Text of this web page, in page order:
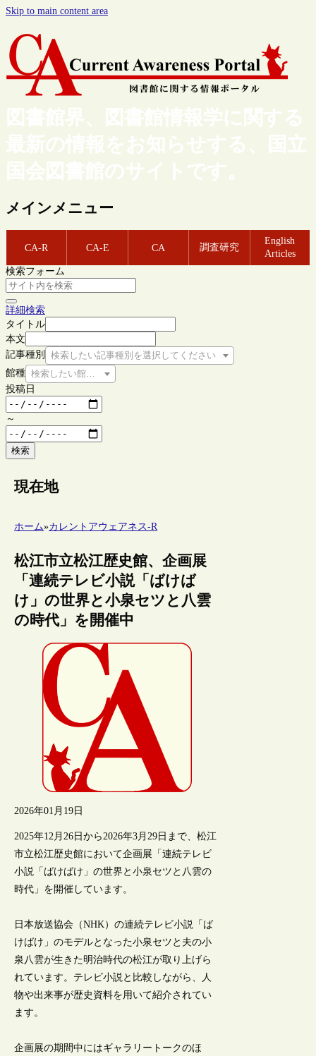
Skip to main content area
図書館界、図書館情報学に関する
最新の情報をお知らせする、国立
国会図書館のサイトです。
メインメニュー
CA-R CA-E CA 調査研究
English
Articles
検索フォーム
詳細検索
タイトル
本文
記事種別
検索したい記事種別を選択してください
館種 検索したい館種を選択してください
投稿日
～
検索
現在地
ホーム»カレントアウェアネス-R
松江市立松江歴史館、企画展
「連続テレビ小説「ばけば
け」の世界と小泉セツと八雲
の時代」を開催中
2026年01月19日
2025年12月26日から2026年3月29日まで、松江
市立松江歴史館において企画展「連続テレビ
小説「ばけばけ」の世界と小泉セツと八雲の
時代」を開催しています。
日本放送協会（NHK）の連続テレビ小説「ば
けばけ」のモデルとなった小泉セツと夫の小
泉八雲が生きた明治時代の松江が取り上げら
れています。テレビ小説と比較しながら、人
物や出来事が歴史資料を用いて紹介されてい
ます。
企画展の期間中にはギャラリートークのほ